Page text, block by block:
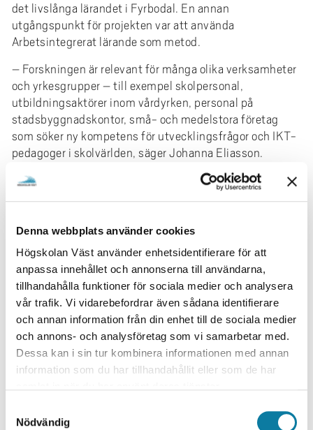
Denna webbplats använder cookies
Högskolan Väst använder enhetsidentifierare för att
anpassa innehållet och annonserna till användarna,
tillhandahålla funktioner för sociala medier och analysera
vår trafik. Vi vidarebefordrar även sådana identifierare
och annan information från din enhet till de sociala medier
och annons- och analysföretag som vi samarbetar med.
Dessa kan i sin tur kombinera informationen med annan
information som du har tillhandahållit eller som de har
Nödvändig
det livslånga lärandet i Fyrbodal. En annan
utgångspunkt för projekten var att använda
Arbetsintegrerat lärande som metod.
– Forskningen är relevant för många olika verksamheter
och yrkesgrupper – till exempel skolpersonal,
utbildningsaktörer inom vårdyrken, personal på
stadsbyggnadskontor, små- och medelstora företag
som söker ny kompetens för utvecklingsfrågor och IKT-
pedagoger i skolvärlden, säger Johanna Eliasson.
Forskningsresultaten är nu klara att presenteras på ett
– Webbinariet är öppet för alla som vill ta del av
projekten. Vi avslutar även med en paneldiskussion om
hur forskningen kan tas vidare och göra nytta för
kommunerna och andra aktörer inom Fyrbodal.
– Jag hoppas att många tar tillfället att ta del av de här
forskningsresultaten. Eftersom eventet är online går det
utmärkt att lyssna på de projekt som är mest relevanta
utifrån det egna perspektivet.
Teamsimulering på Kliniskt lärandecentrum